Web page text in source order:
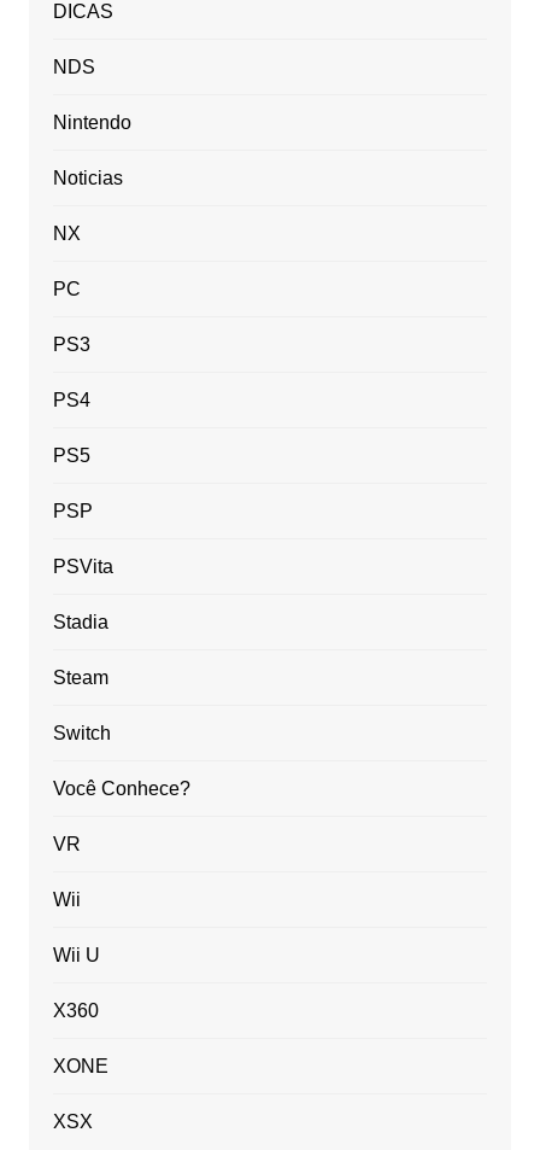
DICAS
NDS
Nintendo
Noticias
NX
PC
PS3
PS4
PS5
PSP
PSVita
Stadia
Steam
Switch
Você Conhece?
VR
Wii
Wii U
X360
XONE
XSX